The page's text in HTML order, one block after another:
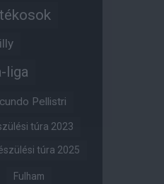
liga
Pellistri
túra 2023
túra 2025
Fulham